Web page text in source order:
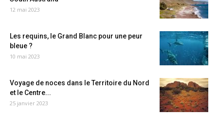
12 mai 2023
Les requins, le Grand Blanc pour une peur
bleue ?
10 mai 2023
Voyage de noces dans le Territoire du Nord
et le Centre...
25 janvier 2023